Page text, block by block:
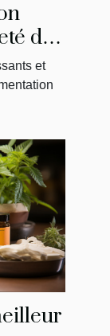
de
et